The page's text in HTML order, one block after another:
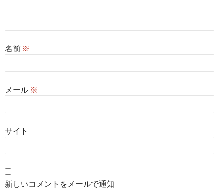
名前 ※
メール ※
サイト
新しいコメントをメールで通知